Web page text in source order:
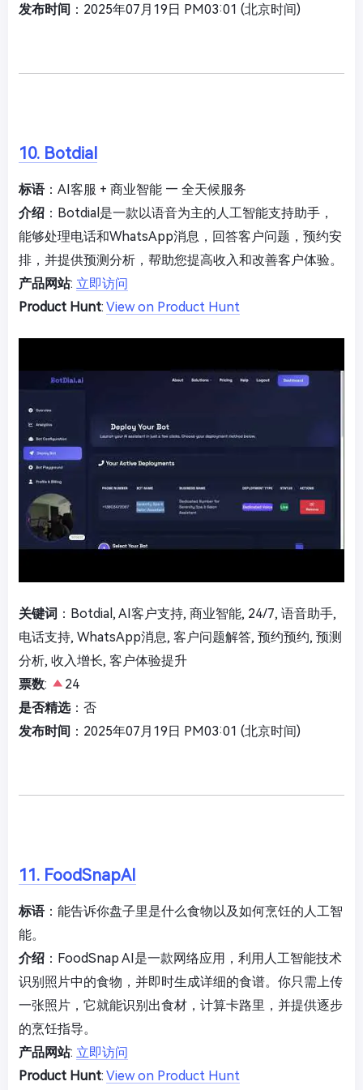
发布时间 ：2025年07月19日 PM03:01 (北京时间)
10. Botdial
标语：AI客服 + 商业智能 — 全天候服务
介绍 ：Botdial是一款以语音为主的人工智能支持助手，
能够处理电话和WhatsApp消息，回答客户问题，预约安
排，并提供预测分析，帮助您提高收入和改善客户体验。
产品网站: 立即访问
Product Hunt: View on Product Hunt
关键词 ：Botdial, AI客户支持, 商业智能, 24/7, 语音助手,
电话支持, WhatsApp消息, 客户问题解答, 预约预约, 预测
分析, 收入增长, 客户体验提升
票数:
24
是否精选：否
发布时间 ：2025年07月19日 PM03:01 (北京时间)
11. FoodSnapAI
标语：能告诉你盘子里是什么食物以及如何烹饪的人工智
能。
介绍 ：FoodSnap AI是一款网络应用，利用人工智能技术
识别照片中的食物，并即时生成详细的食谱。你只需上传
一张照片，它就能识别出食材，计算卡路里，并提供逐步
的烹饪指导。
产品网站: 立即访问
Product Hunt: View on Product Hunt